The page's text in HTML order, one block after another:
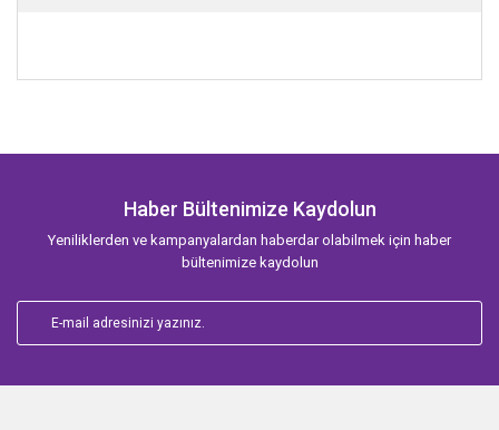
Haber Bültenimize Kaydolun
Yeniliklerden ve kampanyalardan haberdar olabilmek için haber
bültenimize kaydolun